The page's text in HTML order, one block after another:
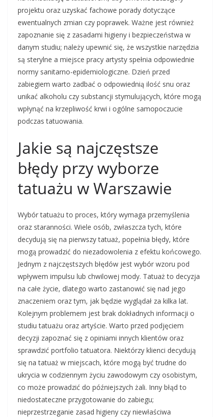
projektu oraz uzyskać fachowe porady dotyczące
ewentualnych zmian czy poprawek. Ważne jest również
zapoznanie się z zasadami higieny i bezpieczeństwa w
danym studiu; należy upewnić się, że wszystkie narzędzia
są sterylne a miejsce pracy artysty spełnia odpowiednie
normy sanitarno-epidemiologiczne. Dzień przed
zabiegiem warto zadbać o odpowiednią ilość snu oraz
unikać alkoholu czy substancji stymulujących, które mogą
wpłynąć na krzepliwość krwi i ogólne samopoczucie
podczas tatuowania.
Jakie są najczęstsze
błędy przy wyborze
tatuażu w Warszawie
Wybór tatuażu to proces, który wymaga przemyślenia
oraz staranności. Wiele osób, zwłaszcza tych, które
decydują się na pierwszy tatuaż, popełnia błędy, które
mogą prowadzić do niezadowolenia z efektu końcowego.
Jednym z najczęstszych błędów jest wybór wzoru pod
wpływem impulsu lub chwilowej mody. Tatuaż to decyzja
na całe życie, dlatego warto zastanowić się nad jego
znaczeniem oraz tym, jak będzie wyglądał za kilka lat.
Kolejnym problemem jest brak dokładnych informacji o
studiu tatuażu oraz artyście. Warto przed podjęciem
decyzji zapoznać się z opiniami innych klientów oraz
sprawdzić portfolio tatuatora. Niektórzy klienci decydują
się na tatuaż w miejscach, które mogą być trudne do
ukrycia w codziennym życiu zawodowym czy osobistym,
co może prowadzić do późniejszych żali. Inny błąd to
niedostateczne przygotowanie do zabiegu;
nieprzestrzeganie zasad higieny czy niewłaściwa